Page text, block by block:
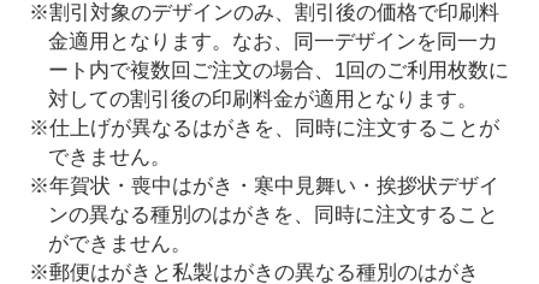
※割引対象のデザインのみ、割引後の価格で印刷料
金適用となります。なお、同一デザインを同一カ
ート内で複数回ご注文の場合、1回のご利用枚数に
対しての割引後の印刷料金が適用となります。
※仕上げが異なるはがきを、同時に注文することが
できません。
※年賀状・喪中はがき・寒中見舞い・挨拶状デザイ
ンの異なる種別のはがきを、同時に注文すること
ができません。
※郵便はがきと私製はがきの異なる種別のはがき